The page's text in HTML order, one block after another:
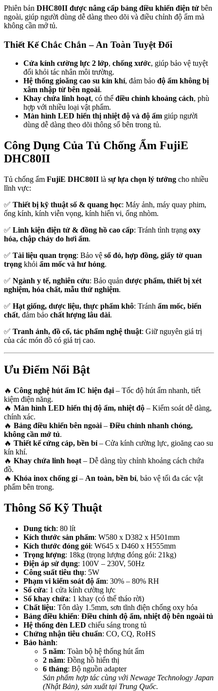
Phiên bản DHC80II được nâng cấp bảng điều khiển điện tử bên
ngoài, giúp người dùng dễ dàng theo dõi và điều chỉnh độ ẩm mà
không cần mở tủ.
Thiết Kế Chắc Chắn – An Toàn Tuyệt Đối
Cửa kính cường lực 2 lớp, chống xước, giúp bảo vệ tuyệt
đối khỏi tác nhân môi trường.
Hệ thống gioăng cao su kín khí, đảm bảo độ ẩm không bị
xâm nhập từ bên ngoài.
Khay chứa linh hoạt, có thể điều chỉnh khoảng cách, phù
hợp với nhiều loại vật phẩm.
Màn hình LED hiển thị nhiệt độ và độ ẩm giúp người
dùng dễ dàng theo dõi thông số bên trong tủ.
Công Dụng Của Tủ Chống Ẩm FujiE
DHC80II
Tủ chống ẩm FujiE DHC80II là sự lựa chọn lý tưởng cho nhiều
lĩnh vực:
✅ Thiết bị kỹ thuật số & quang học: Máy ảnh, máy quay phim,
ống kính, kính viễn vọng, kính hiển vi, ống nhòm.
✅ Linh kiện điện tử & đồng hồ cao cấp: Tránh tình trạng oxy
hóa, chập cháy do hơi ẩm.
✅ Tài liệu quan trọng: Bảo vệ sổ đỏ, hợp đồng, giấy tờ quan
trọng khỏi ẩm mốc và hư hỏng.
✅ Ngành y tế, nghiên cứu: Bảo quản dược phẩm, thiết bị xét
nghiệm, hóa chất, mẫu thử nghiệm.
✅ Hạt giống, dược liệu, thực phẩm khô: Tránh ẩm mốc, biến
chất, đảm bảo chất lượng lâu dài.
✅ Tranh ảnh, đồ cổ, tác phẩm nghệ thuật: Giữ nguyên giá trị
của các món đồ có giá trị cao.
Ưu Điểm Nổi Bật
🔥 Công nghệ hút ẩm IC hiện đại – Tốc độ hút ẩm nhanh, tiết
kiệm điện năng.
🔥 Màn hình LED hiển thị độ ẩm, nhiệt độ – Kiểm soát dễ dàng,
chính xác.
🔥 Bảng điều khiển bên ngoài – Điều chỉnh nhanh chóng,
không cần mở tủ.
🔥 Thiết kế cứng cáp, bền bỉ – Cửa kính cường lực, gioăng cao su
kín khí.
🔥 Khay chứa linh hoạt – Dễ dàng tùy chỉnh khoảng cách chứa
đồ.
🔥 Khóa inox chống gỉ – An toàn, bền bỉ, bảo vệ tối đa các vật
phẩm bên trong.
Thông Số Kỹ Thuật
Dung tích: 80 lít
Kích thước sản phẩm: W580 x D382 x H501mm
Kích thước đóng gói: W645 x D460 x H555mm
Trọng lượng: 18kg (trọng lượng đóng gói: 21kg)
Điện áp sử dụng: 100V – 230V, 50Hz
Công suất tiêu thụ: 5W
Phạm vi kiểm soát độ ẩm: 30% – 80% RH
Số cửa: 1 cửa kính cường lực
Số khay chứa: 1 khay (có thể tháo rời)
Chất liệu: Tôn dày 1.5mm, sơn tĩnh điện chống oxy hóa
Bảng điều khiển: Điều chỉnh độ ẩm, nhiệt độ bên ngoài tủ
Hệ thống đèn LED chiếu sáng trong tủ
Chứng nhận tiêu chuẩn: CO, CQ, RoHS
Bảo hành:
5 năm: Toàn bộ hệ thống hút ẩm
2 năm: Đồng hồ hiển thị
6 tháng: Bộ nguồn adapter
Sản phẩm hợp tác cùng với Newage Technology Japan
(Nhật Bản), sản xuất tại Trung Quốc.